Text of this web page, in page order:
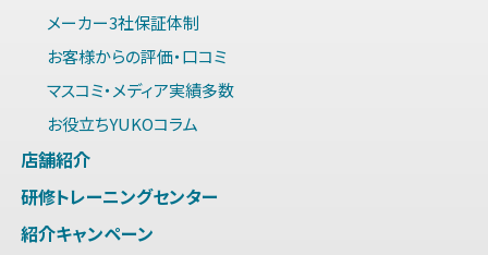
メーカー3社保証体制
お客様からの評価・口コミ
マスコミ・メディア実績多数
お役立ちYUKOコラム
店舗紹介
研修トレーニングセンター
紹介キャンペーン